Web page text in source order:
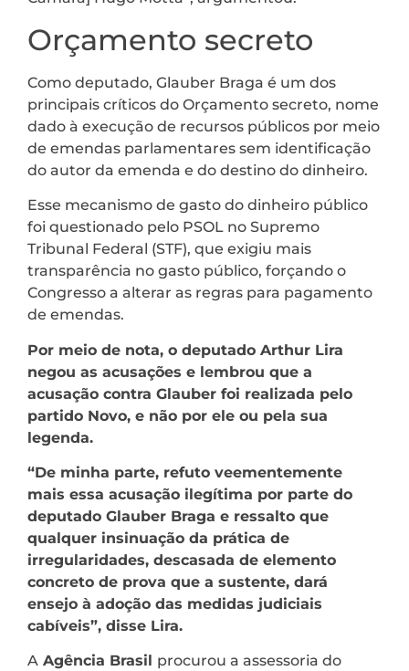
Orçamento secreto
Como deputado, Glauber Braga é um dos
principais críticos do Orçamento secreto, nome
dado à execução de recursos públicos por meio
de emendas parlamentares sem identificação
do autor da emenda e do destino do dinheiro.
Esse mecanismo de gasto do dinheiro público
foi questionado pelo PSOL no Supremo
Tribunal Federal (STF), que exigiu mais
transparência no gasto público, forçando o
Congresso a alterar as regras para pagamento
de emendas.
Por meio de nota, o deputado Arthur Lira
negou as acusações e lembrou que a
acusação contra Glauber foi realizada pelo
partido Novo, e não por ele ou pela sua
legenda.
“De minha parte, refuto veementemente
mais essa acusação ilegítima por parte do
deputado Glauber Braga e ressalto que
qualquer insinuação da prática de
irregularidades, descasada de elemento
concreto de prova que a sustente, dará
ensejo à adoção das medidas judiciais
cabíveis”, disse Lira.
A Agência Brasil procurou a assessoria do